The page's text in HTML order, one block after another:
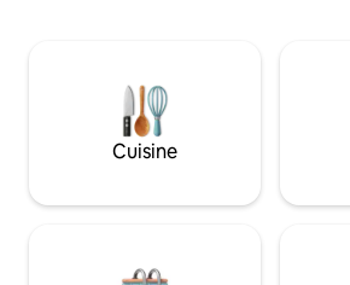
calme de la montagne, à quelques
minutes des principales artères de la
ville. Animaux de compagnie à la charge
nettoyage supplémentaire seront
Cuisine